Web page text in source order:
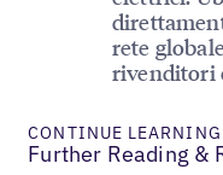
rete
rivenditori
CONTINUE LEARNING
Further Reading &